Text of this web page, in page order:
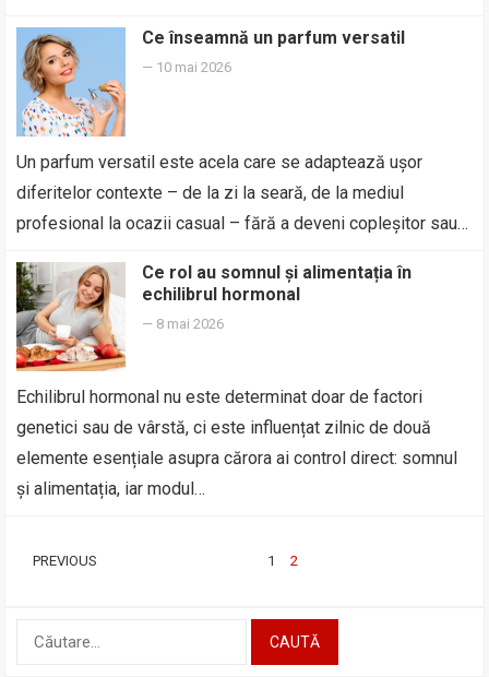
Ce înseamnă un parfum versatil
— 10 mai 2026
Un parfum versatil este acela care se adaptează ușor
diferitelor contexte – de la zi la seară, de la mediul
profesional la ocazii casual – fără a deveni copleșitor sau…
Ce rol au somnul și alimentația în
echilibrul hormonal
— 8 mai 2026
Echilibrul hormonal nu este determinat doar de factori
genetici sau de vârstă, ci este influențat zilnic de două
elemente esențiale asupra cărora ai control direct: somnul
și alimentația, iar modul…
PAGINAȚIE
PREVIOUS 1 2
Caută